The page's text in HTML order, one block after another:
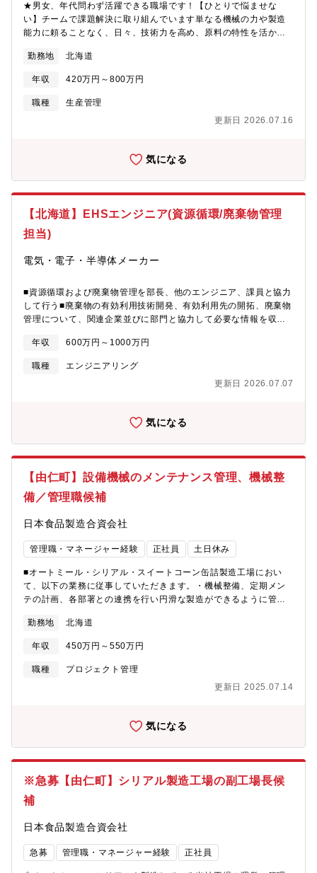
★男女、年代問わず活躍できる職場です！【ひとりで悩ませな
い】チームで課題解決に取り組んでいます単なる機械の力や製造
能力に頼ることなく、日々、技術力を高め、原料の特性を活かし
の管理業務主に生産計画に沿った工程管理の統括業務をお願いし
ます・生産量、生産効率、収益の改善立案・廃棄ロス、歩留まり
の改善・生産設備の改善立案◎やりがい：アイデアを具現化でき
る自由度の高い環境です開発、製造した商品が店頭に並んだ時
勤務地 北海道
年収 420万円～800万円
職種
生産管理
更新日 2026.07.16
気になる
【北海道】EHSエンジニア(資源循環/廃棄物管理
担当)
電気・電子・半導体メーカー
■資源循環および廃棄物管理を部長、他のエンジニア、課員と協力
して行う■廃棄物の有効利用技術開発、有効利用先の開拓、廃棄物
管理について、関連企業並びに部門と協力して必要な情報を収
施し、理解と遵守を促進する■廃棄物処理業者の管理■廃棄物に関
する各種法規制等の対応・推進■廃棄物ゼロエミッションの推進
【定年】65 歳 ※65 歳以降有期契約による継続雇用有【同社と
は】元某社会長が発起人となり、大手企業等が出資し、海外では
センター(LSTC)との連携によりbeyond 2nmを掛け声に同社は設
リア採用を加速させております。【同社の魅力】■日本の半導体を
技術の開発、進化に欠かせないものとなっています。かつては世
界でも最先端の半導体製造国であった日本ですが、現在は海外の
す。そんな中で最先端の2ナノ半導体及びさらにその先の次世代半
について大手企業8社から総額73億円の出資を受け、「ポスト5G
として新エネルギー・産業技術総合開発機構（NEDO）から開発
事業費700億円を受けています。また、技術研究組合最先端半導体
技術センター（LSTC）と連携して2020年代後半に2nm世代の最
量産開始を目指す米IBM社と戦略的パートナーシップを締結してお
り、現在多くの技術者がIBM社にて2ナノ世代の要素技術獲得を進
ステムや生産管理システムの導入も進めています。現在はパイロ
ットラインの初期設計を進めており、2025年にはパイロットライ
年収 600万円～1000万円
職種
エンジニアリング
更新日 2026.07.07
気になる
【由仁町】設備機械のメンテナンス管理、機械整
備／管理職候補
日本食品製造合資会社
管理職・マネージャー経験 正社員 土日休み
■オートミール・シリアル・スイートコーン缶詰製造工場におい
て、以下の業務に従事していただきます。・機械整備、定期メン
テの計画、各部署との連携を行い円滑な製造ができるように管理
械移動、設置、寸法計測、設計、コンベアのベルト交換等。・人
員マネジメント(4名程度)・取引先との商談折衝、社内調整、報告
等*業務割合 マネジメント業務8:作業2を想定しています*食品安全
に重点をおいた管理方法(FSSC22000及びHACCP)に沿って整
勤務地 北海道
年収 450万円～550万円
職種
プロジェクト管理
更新日 2025.07.14
気になる
※急募【由仁町】シリアル製造工場の副工場長候
補
日本食品製造合資会社
急募 管理職・マネージャー経験 正社員